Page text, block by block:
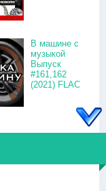
В машине с
музыкой
Выпуск
#161,162
(2021) FLAC